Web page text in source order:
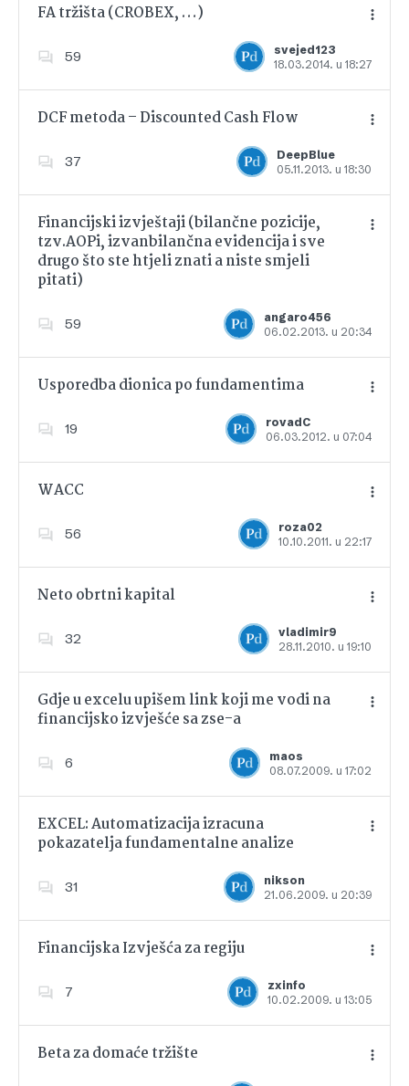
FA tržišta (CROBEX, …)
59
svejed123
18.03.2014. u 18:27
Dodajte u favorite
DCF metoda – Discounted Cash Flow
37
DeepBlue
05.11.2013. u 18:30
Dodajte u favorite
Financijski izvještaji (bilančne pozicije,
tzv.AOPi, izvanbilančna evidencija i sve
drugo što ste htjeli znati a niste smjeli
pitati)
59
angaro456
06.02.2013. u 20:34
Usporedba dionica po fundamentima
19
rovadC
06.03.2012. u 07:04
Dodajte u favorite
WACC
56
roza02
10.10.2011. u 22:17
Dodajte u favorite
Neto obrtni kapital
32
vladimir9
28.11.2010. u 19:10
Dodajte u favorite
Gdje u excelu upišem link koji me vodi na
financijsko izvješće sa zse-a
6
maos
08.07.2009. u 17:02
Dodajte u favorite
EXCEL: Automatizacija izracuna
pokazatelja fundamentalne analize
31
nikson
21.06.2009. u 20:39
Dodajte u favorite
Financijska Izvješća za regiju
7
zxinfo
10.02.2009. u 13:05
Dodajte u favorite
Beta za domaće tržište